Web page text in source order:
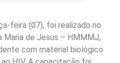
feira (07), foi realizado no
Maria de Jesus – HMMMJ,
com material biológico